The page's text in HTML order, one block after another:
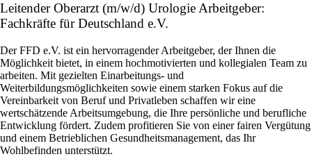
Leitender Oberarzt (m/w/d) Urologie Arbeitgeber:
Fachkräfte für Deutschland e.V.
Der FFD e.V. ist ein hervorragender Arbeitgeber, der Ihnen die
Möglichkeit bietet, in einem hochmotivierten und kollegialen Team zu
arbeiten. Mit gezielten Einarbeitungs- und
Weiterbildungsmöglichkeiten sowie einem starken Fokus auf die
Vereinbarkeit von Beruf und Privatleben schaffen wir eine
wertschätzende Arbeitsumgebung, die Ihre persönliche und berufliche
Entwicklung fördert. Zudem profitieren Sie von einer fairen Vergütung
und einem Betrieblichen Gesundheitsmanagement, das Ihr
Wohlbefinden unterstützt.